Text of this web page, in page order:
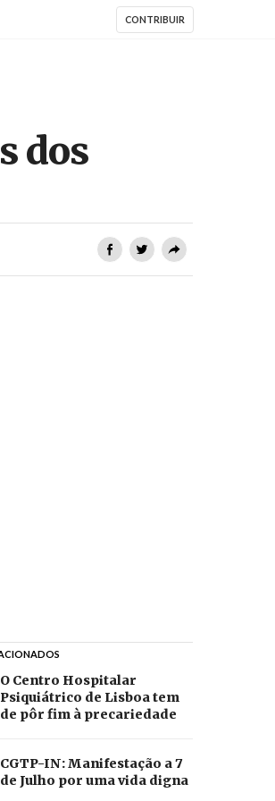
CONTRIBUIR
dos
O Centro Hospitalar
Psiquiátrico de Lisboa tem
de pôr fim à precariedade
CGTP-IN: Manifestação a 7
de Julho por uma vida digna